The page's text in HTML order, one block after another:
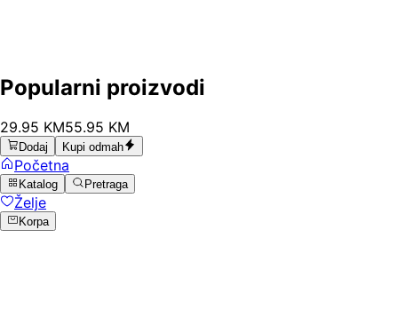
Popularni proizvodi
29.95 KM55.95 KM
Dodaj Kupi odmah
Početna
Katalog Pretraga
Želje
Korpa